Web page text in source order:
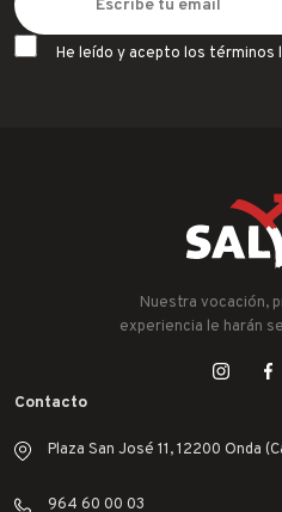
He leído y acepto los términos
Nuestra vocación,
experiencia le harán
Contacto
Plaza San José 11, 12200 Onda
964 60 00 03